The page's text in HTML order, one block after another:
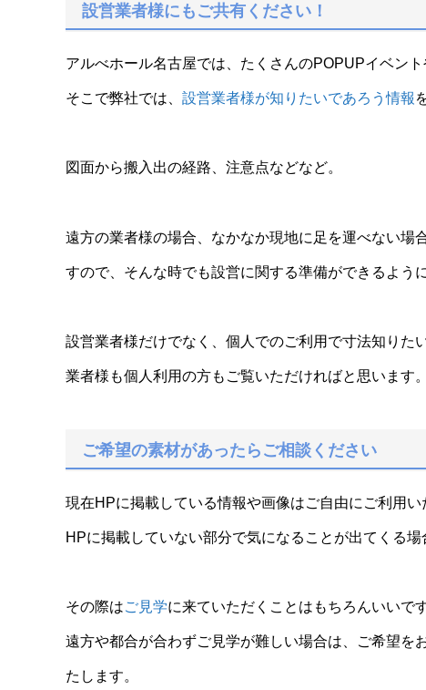
設営業者様にもご共有ください！
アルべホール名古屋では、たくさんのPOPUPイベン
そこで弊社では、 設営業者様が知りたいであろう情報
図面から搬入出の経路、注意点などなど。
遠方の業者様の場合、なかなか現地に足を運べない場
すので、そんな時でも設営に関する準備ができるよう
設営業者様だけでなく、個人でのご利用で寸法知りた
業者様も個人利用の方もご覧いただければと思います。
ご希望の素材があったらご相談ください
現在HPに掲載している情報や画像はご自由にご利用い
HPに掲載していない部分で気になることが出てくる場
その際はご見学に来ていただくことはもちろんいいです
遠方や都合が合わずご見学が難しい場合は、ご希望を
たします。